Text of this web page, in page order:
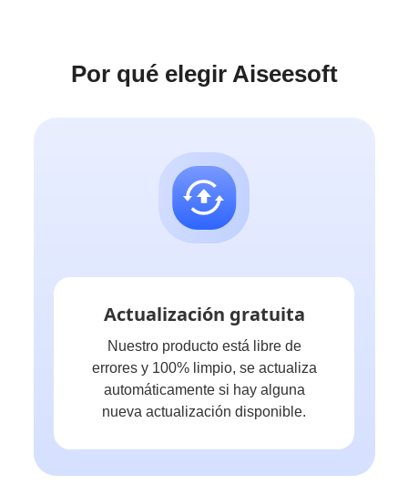
Por qué elegir Aiseesoft
Actualización gratuita
Nuestro producto está libre de
errores y 100% limpio, se actualiza
automáticamente si hay alguna
nueva actualización disponible.